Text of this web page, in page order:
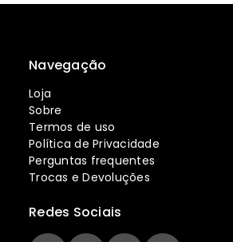
Navegação
Loja
Sobre
Termos de uso
Política de Privacidade
Perguntas frequentes
Trocas e Devoluções
Redes Sociais